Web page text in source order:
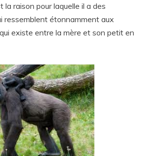
la raison pour laquelle il a des
ressemblent étonnamment aux
existe entre la mère et son petit en